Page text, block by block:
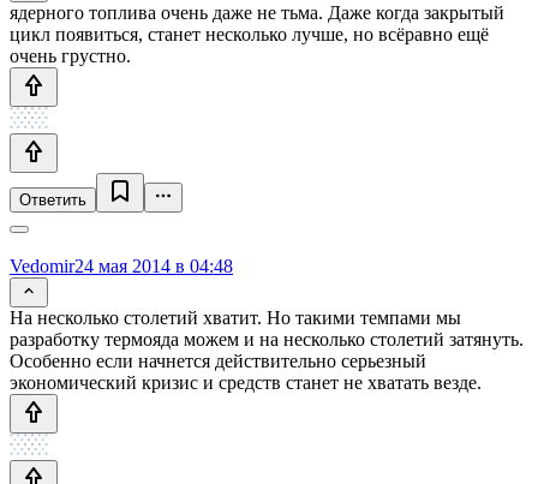
ядерного топлива очень даже не тьма. Даже когда закрытый
цикл появиться, станет несколько лучше, но всёравно ещё
очень грустно.
Ответить
Vedomir24 мая 2014 в 04:48
На несколько столетий хватит. Но такими темпами мы
разработку термояда можем и на несколько столетий затянуть.
Особенно если начнется действительно серьезный
экономический кризис и средств станет не хватать везде.